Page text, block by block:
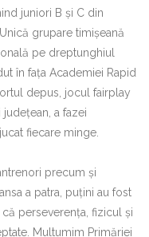
juniori B și C din
grupare timișeană
pe dreptunghiul
în fața Academiei Rapid
depus, jocul fairplay
a fazei
fiecare minge.
precum și
a patra, puțini au fost
perseverența, fizicul și
Multumim Primăriei